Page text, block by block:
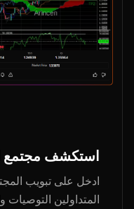
استكشف مجتمع
ادخل على تبويب
المتداولين التوصيات